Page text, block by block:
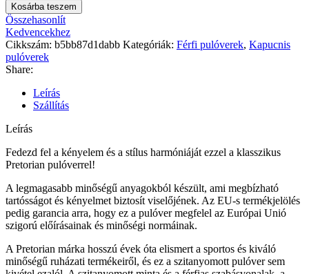
Kosárba teszem
Összehasonlít
Kedvencekhez
Cikkszám: b5bb87d1dabb Kategóriák: Férfi pulóverek, Kapucnis
pulóverek
Share:
Leírás
Szállítás
Leírás
Fedezd fel a kényelem és a stílus harmóniáját ezzel a klasszikus
Pretorian pulóverrel!
A legmagasabb minőségű anyagokból készült, ami megbízható
tartósságot és kényelmet biztosít viselőjének. Az EU-s termékjelölés
pedig garancia arra, hogy ez a pulóver megfelel az Európai Unió
szigorú előírásainak és minőségi normáinak.
A Pretorian márka hosszú évek óta elismert a sportos és kiváló
minőségű ruházati termékeiről, és ez a szitanyomott pulóver sem